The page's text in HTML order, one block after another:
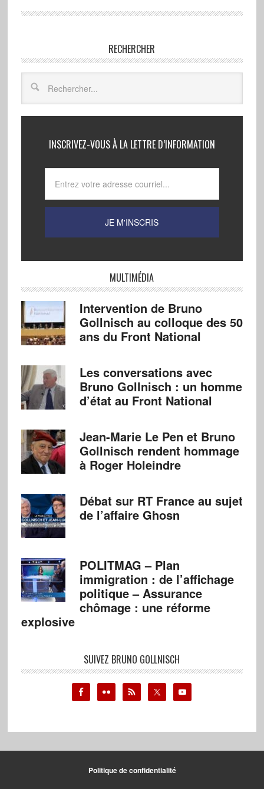
RECHERCHER
INSCRIVEZ-VOUS À LA LETTRE D’INFORMATION
MULTIMÉDIA
Intervention de Bruno
Gollnisch au colloque des 50
ans du Front National
Les conversations avec
Bruno Gollnisch : un homme
d’état au Front National
Jean-Marie Le Pen et Bruno
Gollnisch rendent hommage
à Roger Holeindre
Débat sur RT France au sujet
de l’affaire Ghosn
POLITMAG – Plan
immigration : de l’affichage
politique – Assurance
chômage : une réforme
explosive
SUIVEZ BRUNO GOLLNISCH
Politique de confidentialité